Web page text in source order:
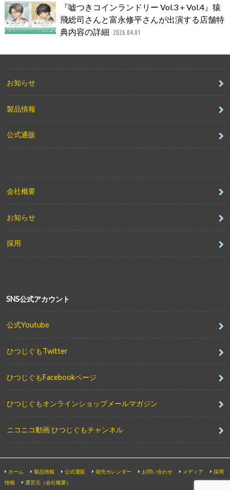
『嘘つきコインランドリー Vol.3＋Vol.4』猿
飛総司さんと富永修平さんが出演する店舗特
典内容の詳細 2026.04.01
お知らせ
製品情報
公式通販
会社概要
お知らせ
採用
SNS公式アカウント
公式Youtube
ひつじぐもTwitter
ひつじぐもFacebookページ
ひつじぐもオンラインショップメールマガジン
ニコニコ動画 ひつじぐもチャンネル
ホーム 製品情報 公式通販 発売カレンダー お問い合わせ メディア
採用
情報
運営元（会社概要）